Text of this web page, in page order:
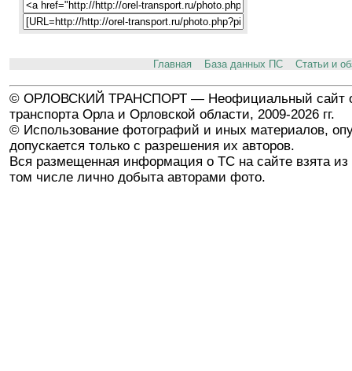
Главная База данных ПС Статьи и
© ОРЛОВСКИЙ ТРАНСПОРТ — Неофициальный сайт
транспорта Орла и Орловской области, 2009-2026 гг.
© Использование фотографий и иных материалов,
допускается только с разрешения их авторов.
Вся размещенная информация о ТС на сайте взята из
том числе лично добыта авторами фото.